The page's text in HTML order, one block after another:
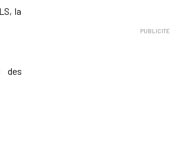
la
des
PUBLICITÉ